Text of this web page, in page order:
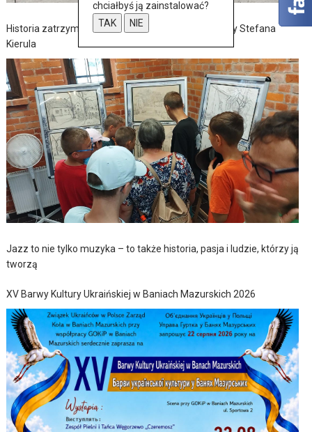
Historia zatrzymana w szkicach – wernisaż wystawy Stefana
Kierula
Jazz to nie tylko muzyka – to także historia, pasja i ludzie, którzy ją
tworzą
XV Barwy Kultury Ukraińskiej w Baniach Mazurskich 2026
chciałbyś ją zainstalować?
TAK
NIE